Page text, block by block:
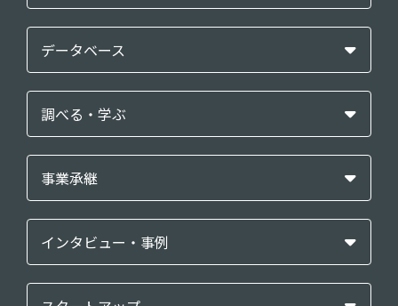
データベース
調べる・学ぶ
事業承継
インタビュー・事例